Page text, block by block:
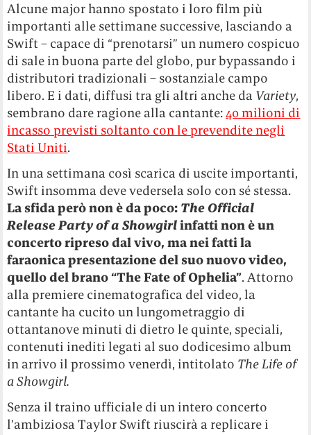
Alcune major hanno spostato i loro film più
importanti alle settimane successive, lasciando a
Swift – capace di “prenotarsi” un numero cospicuo
di sale in buona parte del globo, pur bypassando i
distributori tradizionali – sostanziale campo
libero. E i dati, diffusi tra gli altri anche da Variety,
sembrano dare ragione alla cantante:40 milioni di
incasso previsti soltanto con le prevendite negli
Stati Uniti.
In una settimana così scarica di uscite importanti,
Swift insomma deve vedersela solo con sé stessa.
La sfida però non è da poco: The Official
Release Party of a Showgirlinfatti non è un
concerto ripreso dal vivo, ma nei fatti la
faraonica presentazione del suo nuovo video,
quello del brano “The Fate of Ophelia”. Attorno
alla premiere cinematografica del video, la
cantante ha cucito un lungometraggio di
ottantanove minuti di dietro le quinte, speciali,
contenuti inediti legati al suo dodicesimo album
in arrivo il prossimo venerdì, intitolato The Life of
a Showgirl.
Senza il traino ufficiale di un intero concerto
l’ambiziosa Taylor Swift riuscirà a replicare i